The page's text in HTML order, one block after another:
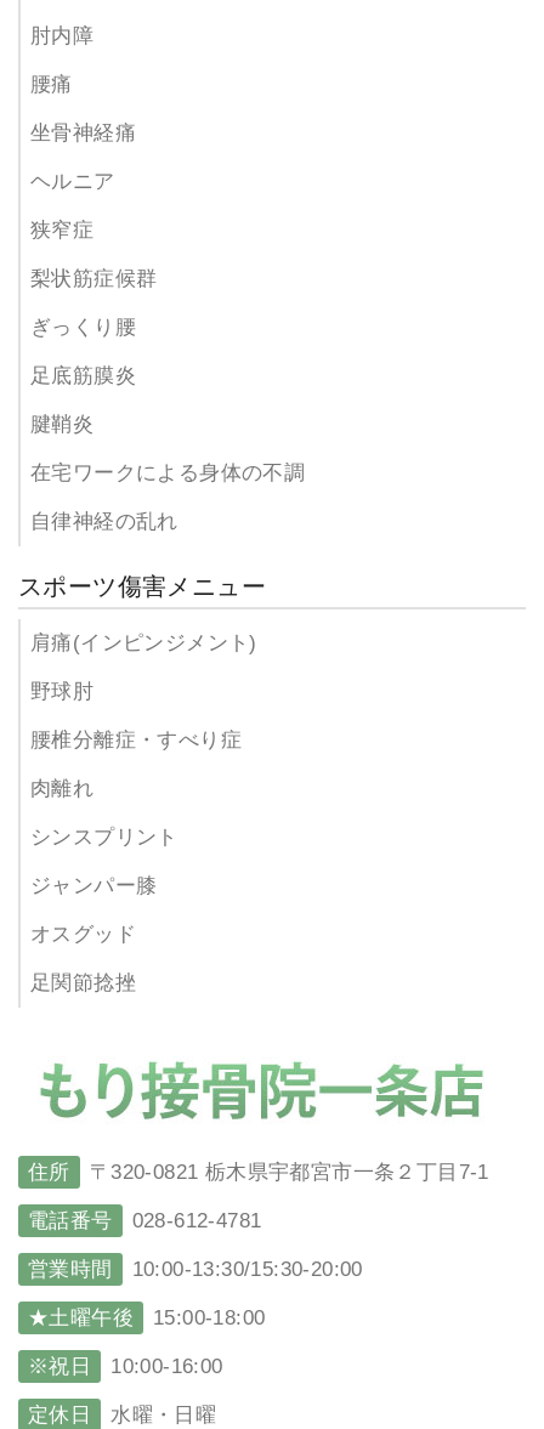
肘内障
腰痛
坐骨神経痛
ヘルニア
狭窄症
梨状筋症候群
ぎっくり腰
足底筋膜炎
腱鞘炎
在宅ワークによる身体の不調
自律神経の乱れ
スポーツ傷害メニュー
肩痛(インピンジメント)
野球肘
腰椎分離症・すべり症
肉離れ
シンスプリント
ジャンパー膝
オスグッド
足関節捻挫
住所 〒320-0821 栃木県宇都宮市一条２丁目7-1
電話番号 028-612-4781
営業時間 10:00-13:30/15:30-20:00
★土曜午後 15:00-18:00
※祝日 10:00-16:00
定休日 水曜・日曜